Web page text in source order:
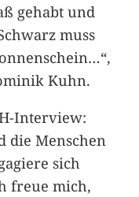
gehabt und
muss
Kuhn.
Interview:
die Menschen
sich
freue mich,